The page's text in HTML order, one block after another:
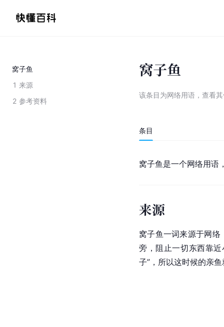
窝子鱼
1 来源
2 参考资料
窝子鱼
该条目为网络用语 ， 查看
条目
窝子鱼是一个网络用语
来源
窝子鱼一词来源于网络
旁，阻止一切东西靠
子”，所以这时候的亲